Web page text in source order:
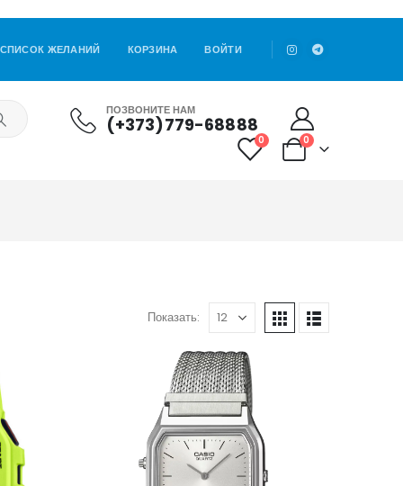
СПИСОК ЖЕЛАНИЙ КОРЗИНА ВОЙТИ
ПОЗВОНИТЕ НАМ
(+373)779-68888
0 0
Показать: